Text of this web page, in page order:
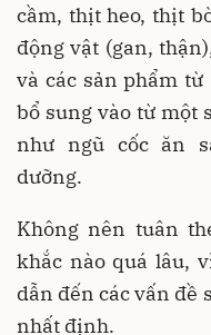
cầm, thịt heo, thịt
động vật (gan,
và các sản phẩm
bổ sung vào từ một
như ngũ cốc ăn
dưỡng.
Không nên tuân
khắc nào quá lâu,
dẫn đến các vấn đề
nhất định.